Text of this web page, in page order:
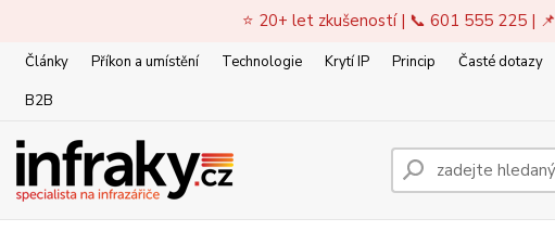
⭐ 20+ let zkušeností | 📞 601 555 225 | 📌
Články Příkon a umístění Technologie Krytí IP Princip Časté dotazy
B2B